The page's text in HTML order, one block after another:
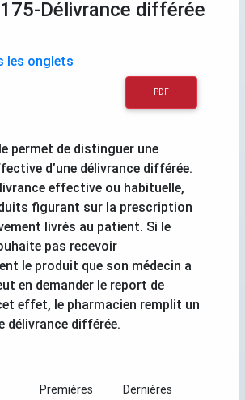
Délivrance différée
les onglets
PDF
permet de distinguer une
d’une délivrance différée.
effective ou habituelle,
figurant sur la prescription
livrés au patient. Si le
pas recevoir
le produit que son médecin a
en demander le report de
effet, le pharmacien remplit un
délivrance différée.
Premières
Dernières